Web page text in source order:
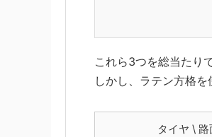
これら3つを総当たり
しかし、ラテン方格を
タイヤ \ 路